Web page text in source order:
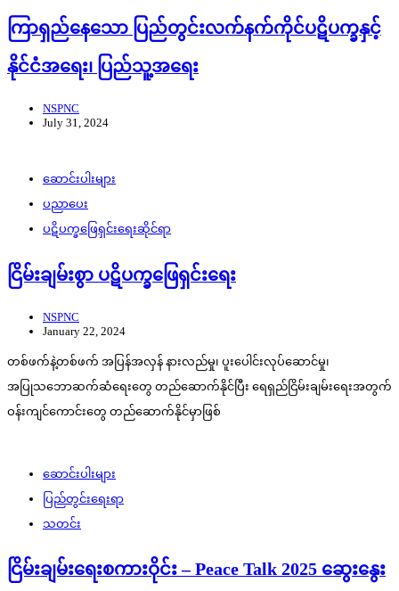
ကြာရှည်နေသော ပြည်တွင်းလက်နက်ကိုင်ပဋိပက္ခနှင့်
နိုင်ငံအရေး၊ ပြည်သူ့အရေး
NSPNC
July 31, 2024
ဆောင်းပါးများ
ပညာပေး
ပဋိပက္ခဖြေရှင်းရေးဆိုင်ရာ
ငြိမ်းချမ်းစွာ ပဋိပက္ခဖြေရှင်းရေး
NSPNC
January 22, 2024
တစ်ဖက်နဲ့တစ်ဖက် အပြန်အလှန် နားလည်မှု၊ ပူးပေါင်းလုပ်ဆောင်မှု၊
အပြုသဘောဆက်ဆံရေးတွေ တည်ဆောက်နိုင်ပြီး ရေရှည်ငြိမ်းချမ်းရေးအတွက်
ဝန်းကျင်ကောင်းတွေ တည်ဆောက်နိုင်မှာဖြစ်
ဆောင်းပါးများ
ပြည်တွင်းရေးရာ
သတင်း
ငြိမ်းချမ်းရေးစကားဝိုင်း – Peace Talk 2025 ဆွေးနွေး